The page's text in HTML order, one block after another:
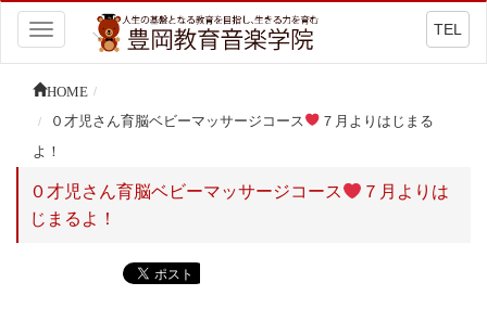
Toggle
navigation
TEL
HOME
０才児さん育脳ベビーマッサージコース
７月よりはじまる
よ！
０才児さん育脳ベビーマッサージコース
７月よりは
じまるよ！